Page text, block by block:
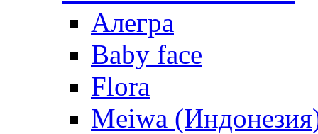
Алегра
Baby face
Flora
Meiwa